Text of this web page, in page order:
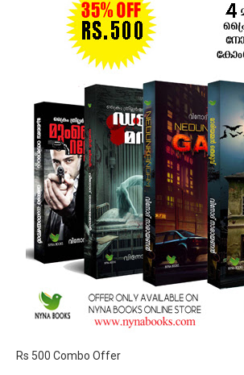
Rs 500 Combo Offer